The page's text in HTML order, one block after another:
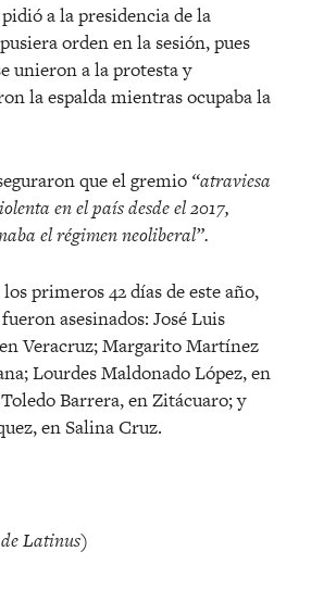
a la presidencia de la
orden en la sesión, pues
unieron a la protesta y
la espalda mientras ocupaba la
que el gremio “atraviesa
en el país desde el 2017,
el régimen neoliberal”.
primeros 42 días de este año,
asesinados: José Luis
Veracruz; Margarito Martínez
Lourdes Maldonado López, en
Barrera, en Zitácuaro; y
en Salina Cruz.
Latinus)